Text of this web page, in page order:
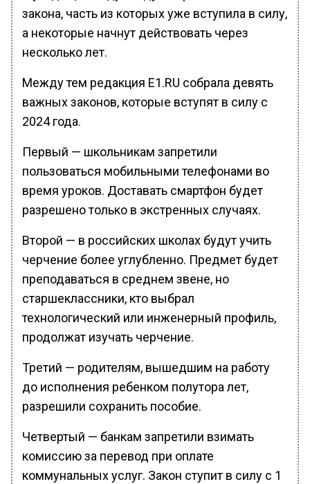
закона, часть из которых уже вступила в силу,
а некоторые начнут действовать через
несколько лет.
Между тем редакция E1.RU собрала девять
важных законов, которые вступят в силу с
2024 года.
Первый — школьникам запретили
пользоваться мобильными телефонами во
время уроков. Доставать смартфон будет
разрешено только в экстренных случаях.
Второй — в российских школах будут учить
черчение более углубленно. Предмет будет
преподаваться в среднем звене, но
старшеклассники, кто выбрал
технологический или инженерный профиль,
продолжат изучать черчение.
Третий — родителям, вышедшим на работу
до исполнения ребенком полутора лет,
разрешили сохранить пособие.
Четвертый — банкам запретили взимать
комиссию за перевод при оплате
коммунальных услуг. Закон ступит в силу с 1